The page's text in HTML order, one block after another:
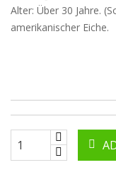
Alter: Über 30 Jahre.
amerikanischer Eiche.